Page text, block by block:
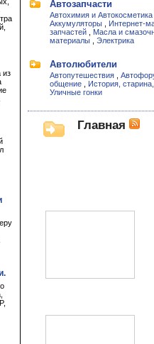
из
Автозапчасти
Автохимия и Автокосметика
Аккумуляторы
Интернет-
запчастей
Масла и
материалы
Электрика
Автолюбители
Автопутешествия
общение
История,
Уличные гонки
Главная